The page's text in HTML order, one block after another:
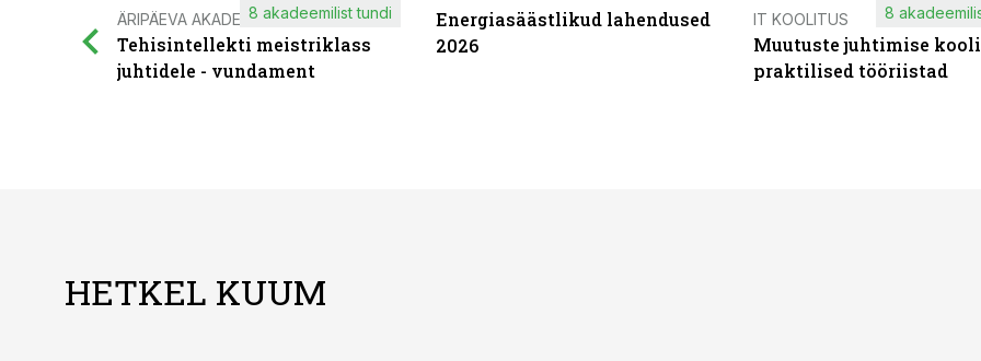
ÄRIPÄEVA AKADEEMIA
Tehisintellekti meistriklass
juhtidele - vundament
8 akadeemilist tundi
Energiasäästlikud lahendused
2026
IT KOOLITUS
Muutuste juhtimise
praktilised tööriistad
8
HETKEL KUUM